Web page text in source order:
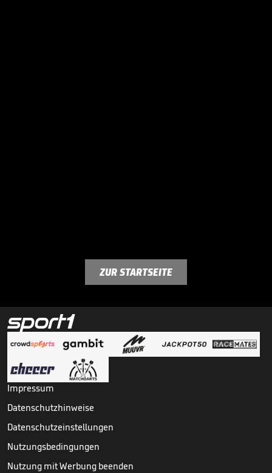
ZUR STARTSEITE
Impressum
Datenschutzhinweise
Datenschutzeinstellungen
Nutzungsbedingungen
Nutzung mit Werbung beenden